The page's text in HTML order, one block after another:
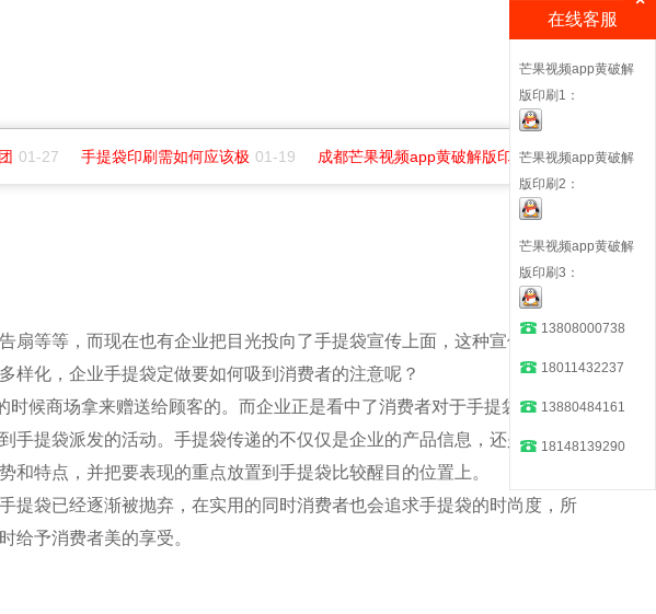
01-27 手提袋印刷需如何应该极 01-19 成都芒果视频app黄破解版印务招聘平面 07-01
等等，而现在也有企业把目光投向了手提袋宣传上面，这种宣传方式既
化，企业手提袋定做要如何吸到消费者的注意呢？
商场拿来赠送给顾客的。而企业正是看中了消费者对于手提袋的需求
手提袋派发的活动。手提袋传递的不仅仅是企业的产品信息，还是企业的
和特点，并把要表现的重点放置到手提袋比较醒目的位置上。
袋已经逐渐被抛弃，在实用的同时消费者也会追求手提袋的时尚度，所
消费者美的享受。
在线客服
芒果视频app黄破解
版印刷1：
芒果视频app黄破解
版印刷2：
芒果视频app黄破解
版印刷3：
13808000738
18011432237
13880484161
18148139290